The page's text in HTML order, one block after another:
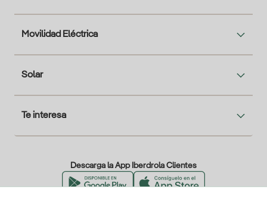
Movilidad Eléctrica
Solar
Te interesa
Descarga la App Iberdrola Clientes